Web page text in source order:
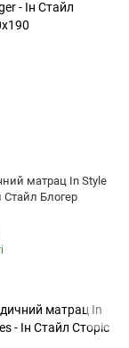
матрац In Style
Стайл Блогер